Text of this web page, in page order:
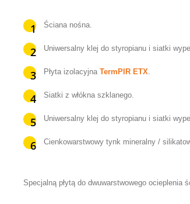
Ściana nośna.
Uniwersalny klej do styropianu i siatki
Płyta izolacyjna TermPIR ETX.
Siatki z włókna szklanego.
Uniwersalny klej do styropianu i siatki
Cienkowarstwowy tynk mineralny /
Specjalną płytą do dwuwarstwowego